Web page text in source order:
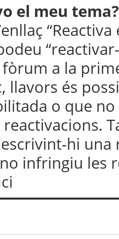
el meu tema?
a la
llavors és
o que
hi una
infringiu les